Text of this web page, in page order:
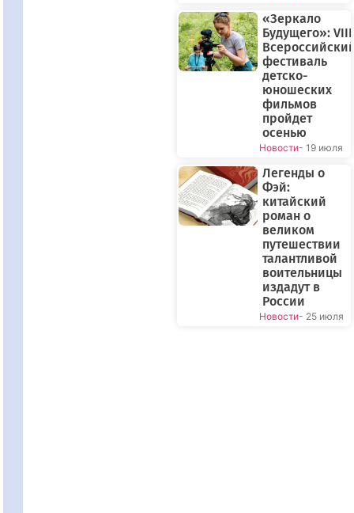
«Зеркало
Будущего»: VIII
фестиваль
детско-
юношеских
фильмов
пройдет
осенью
Новости- 19 июля
Легенды о
Фэй:
китайский
роман о
великом
путешествии
талантливой
воительницы
издадут в
России
Новости- 25 июля